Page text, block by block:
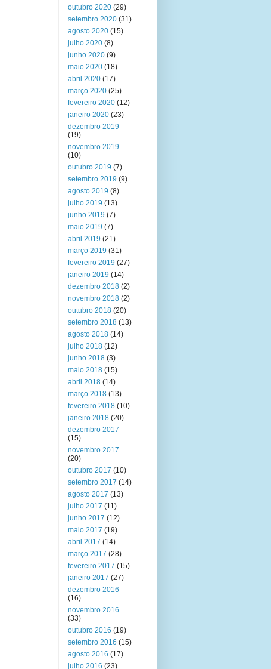
outubro 2020 (29)
setembro 2020 (31)
agosto 2020 (15)
julho 2020 (8)
junho 2020 (9)
maio 2020 (18)
abril 2020 (17)
março 2020 (25)
fevereiro 2020 (12)
janeiro 2020 (23)
dezembro 2019
(19)
novembro 2019
(10)
outubro 2019 (7)
setembro 2019 (9)
agosto 2019 (8)
julho 2019 (13)
junho 2019 (7)
maio 2019 (7)
abril 2019 (21)
março 2019 (31)
fevereiro 2019 (27)
janeiro 2019 (14)
dezembro 2018 (2)
novembro 2018 (2)
outubro 2018 (20)
setembro 2018 (13)
agosto 2018 (14)
julho 2018 (12)
junho 2018 (3)
maio 2018 (15)
abril 2018 (14)
março 2018 (13)
fevereiro 2018 (10)
janeiro 2018 (20)
dezembro 2017
(15)
novembro 2017
(20)
outubro 2017 (10)
setembro 2017 (14)
agosto 2017 (13)
julho 2017 (11)
junho 2017 (12)
maio 2017 (19)
abril 2017 (14)
março 2017 (28)
fevereiro 2017 (15)
janeiro 2017 (27)
dezembro 2016
(16)
novembro 2016
(33)
outubro 2016 (19)
setembro 2016 (15)
agosto 2016 (17)
julho 2016 (23)